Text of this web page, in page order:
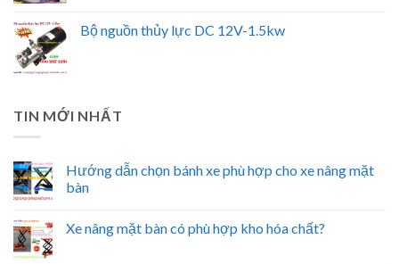
Bộ nguồn thủy lực DC 12V-1.5kw
TIN MỚI NHẤT
Hướng dẫn chọn bánh xe phù hợp cho xe nâng mặt
bàn
Xe nâng mặt bàn có phù hợp kho hóa chất?